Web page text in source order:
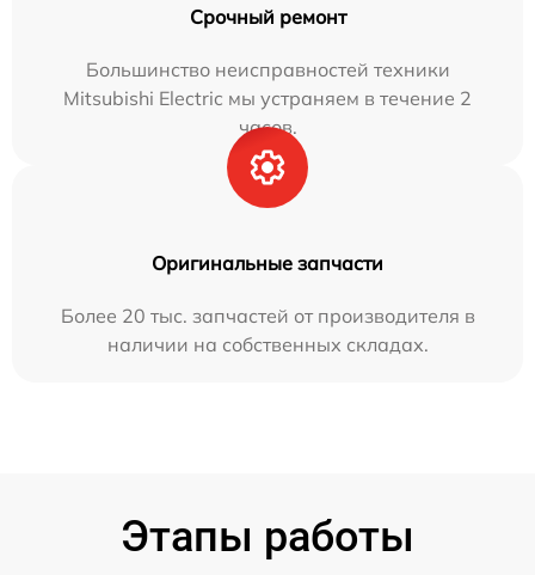
Срочный ремонт
Большинство неисправностей техники
Mitsubishi Electric мы устраняем в течение 2
часов.
Оригинальные запчасти
Более 20 тыс. запчастей от производителя в
наличии на собственных складах.
Этапы работы